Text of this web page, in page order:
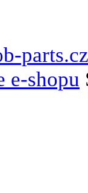
parts.cz
e-shopu